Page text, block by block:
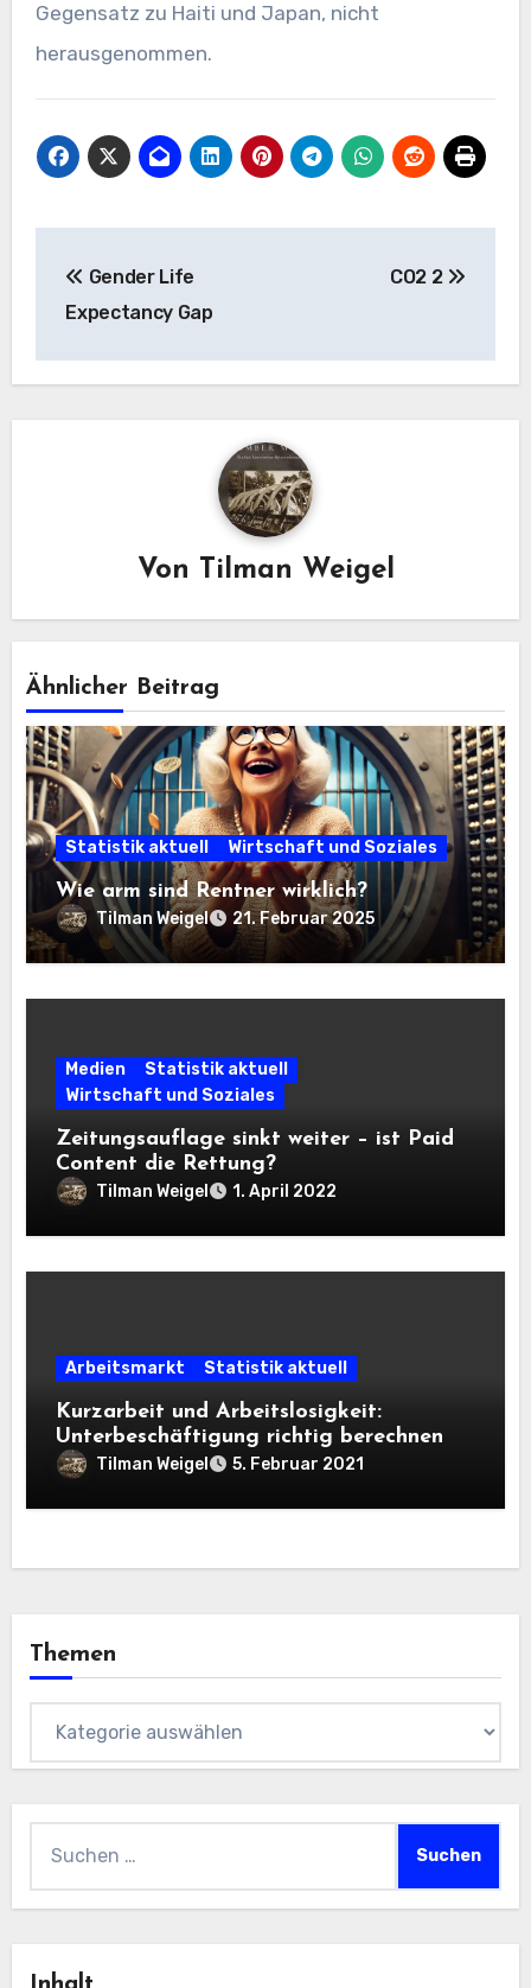
Gegensatz zu Haiti und Japan, nicht
herausgenommen.
Gender Life
Expectancy Gap
CO2 2
Von Tilman Weigel
Ähnlicher Beitrag
Statistik aktuell Wirtschaft und Soziales
Wie arm sind Rentner wirklich?
Tilman Weigel 21. Februar 2025
Medien
Statistik aktuell
Wirtschaft und Soziales
Zeitungsauflage sinkt weiter – ist Paid
Content die Rettung?
Tilman Weigel 1. April 2022
Arbeitsmarkt Statistik aktuell
Kurzarbeit und Arbeitslosigkeit:
Unterbeschäftigung richtig berechnen
Tilman Weigel 5. Februar 2021
Themen
nach: